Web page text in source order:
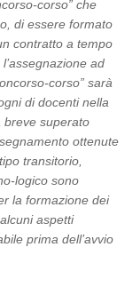
corso” che
di essere formato
contratto a tempo
ad
corso” sarà
di docenti nella
breve superato
ottenute
transitorio,
logico sono
la formazione dei
aspetti
prima dell’avvio